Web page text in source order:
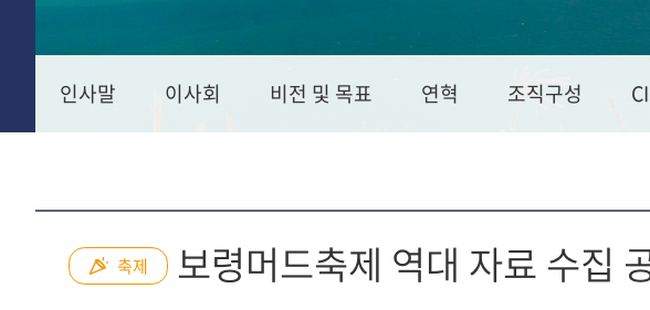
인사말 이사회 비전 및 목표 연혁 조직구성
축제 보령머드축제 역대 자료 수집